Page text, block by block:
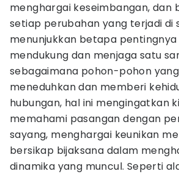
menghargai keseimbangan, dan
setiap perubahan yang terjadi di
menunjukkan betapa pentingnya
mendukung dan menjaga satu
sebagaimana pohon-pohon
meneduhkan dan memberi
hubungan, hal ini mengingatkan
memahami pasangan dengan
sayang, menghargai keunikan
bersikap bijaksana dalam
dinamika yang muncul. Seperti